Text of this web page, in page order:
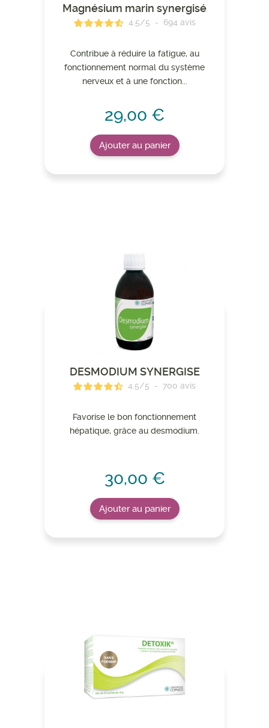
Magnésium marin synergisé
4.5/5 - 694 avis
Contribue à réduire la fatigue, au
fonctionnement normal du système
nerveux et à une fonction...
29,00 €
Ajouter au panier
DESMODIUM SYNERGISE
4.5/5 - 700 avis
Favorise le bon fonctionnement
hépatique, grâce au desmodium.
30,00 €
Ajouter au panier